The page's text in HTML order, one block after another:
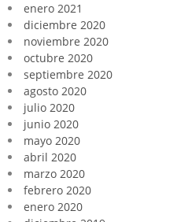
enero 2021
diciembre 2020
noviembre 2020
octubre 2020
septiembre 2020
agosto 2020
julio 2020
junio 2020
mayo 2020
abril 2020
marzo 2020
febrero 2020
enero 2020